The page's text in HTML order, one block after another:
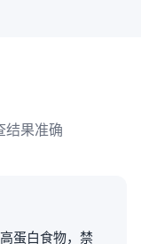
结果准确
蛋白食物，禁